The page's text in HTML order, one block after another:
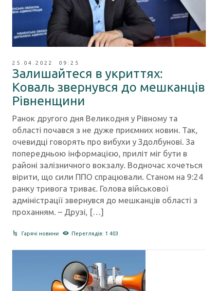
25.04.2022 09:25
Залишайтеся в укриттях:
Коваль звернувся до мешканців
Рівненщини
Ранок другого дня Великодня у Рівному та
області почався з не дуже приємних новин. Так,
очевидці говорять про вибухи у Здолбунові. За
попередньою інформацією, приліт міг бути в
районі залізничного вокзалу. Водночас хочеться
вірити, що сили ППО спрацювали. Станом на 9:24
ранку тривога триває. Голова військової
адміністрації звернувся до мешканців області з
проханням. – Друзі, […]
Гарячі новини Переглядів: 1 403